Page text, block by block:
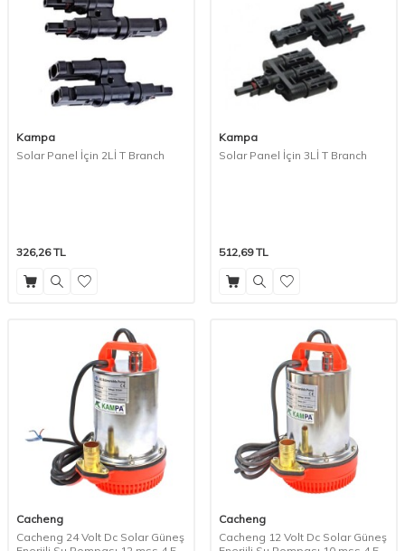
Kampa
Solar Panel İçin 2Lİ T Branch
326,26TL
Kampa
Solar Panel İçin 3Lİ T Branch
512,69TL
Cacheng
Cacheng 24 Volt Dc Solar Güneş
Cacheng
Cacheng 12 Volt Dc Solar Güneş